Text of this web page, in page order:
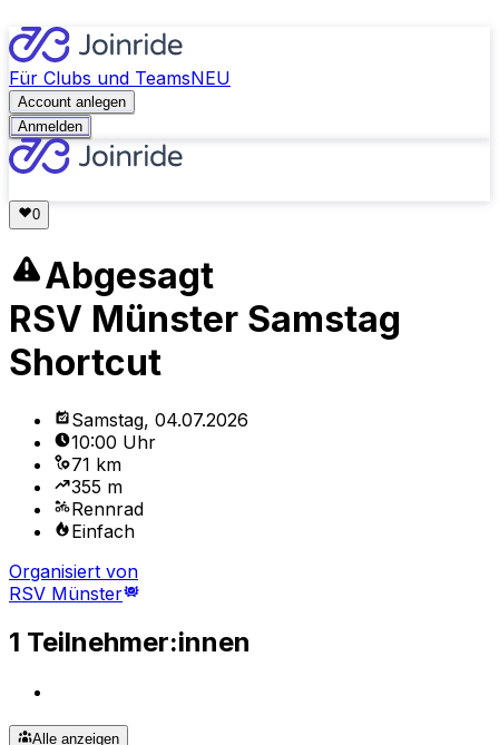
Für Clubs und TeamsNEU
Account anlegen
Anmelden
Abgesagt
RSV Münster Samstag
Shortcut
Samstag, 04.07.2026
10:00 Uhr
71 km
355 m
Rennrad
Einfach
Organisiert von
RSV Münster
1 Teilnehmer:innen
Alle anzeigen